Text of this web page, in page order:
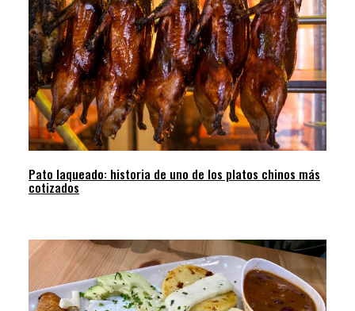
Pato laqueado: historia de uno de los platos chinos más
cotizados